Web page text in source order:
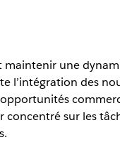
une
l’intégration des
sur les